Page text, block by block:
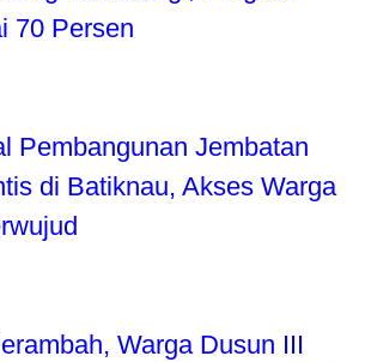
70 Persen
Pembangunan Jembatan
di Batiknau, Akses Warga
Warga Dusun III